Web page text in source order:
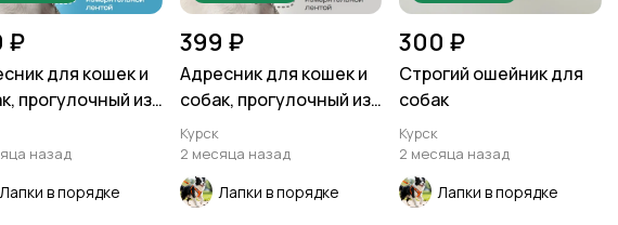
₽
для кошек и
прогулочный из
назад
Лапки в порядке
399 ₽
Адресник для кошек и
собак, прогулочный из
биотана
Курск
2 месяца назад
Лапки в порядке
300 ₽
Строгий ошейник для
собак
Курск
2 месяца назад
Лапки в порядке